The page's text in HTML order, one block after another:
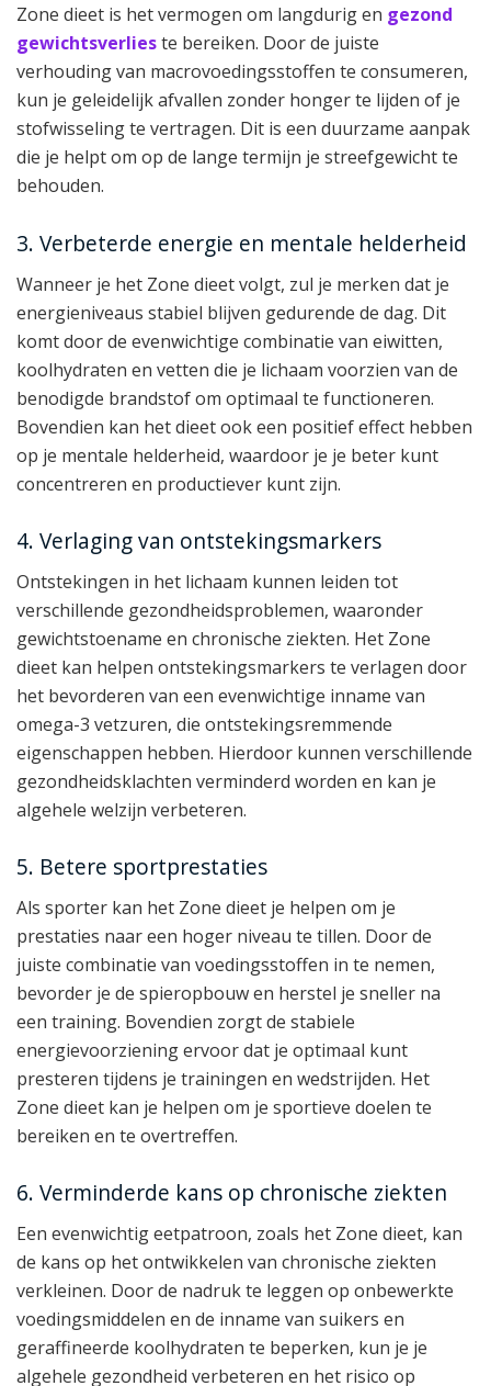
Zone dieet is het vermogen om langdurig en gezond
gewichtsverlieste bereiken. Door de juiste
verhouding van macrovoedingsstoffen te consumeren,
kun je geleidelijk afvallen zonder honger te lijden of je
stofwisseling te vertragen. Dit is een duurzame aanpak
die je helpt om op de lange termijn je streefgewicht te
behouden.
3. Verbeterde energie en mentale helderheid
Wanneer je het Zone dieet volgt, zul je merken dat je
energieniveaus stabiel blijven gedurende de dag. Dit
komt door de evenwichtige combinatie van eiwitten,
koolhydraten en vetten die je lichaam voorzien van de
benodigde brandstof om optimaal te functioneren.
Bovendien kan het dieet ook een positief effect hebben
op je mentale helderheid, waardoor je je beter kunt
concentreren en productiever kunt zijn.
4. Verlaging van ontstekingsmarkers
Ontstekingen in het lichaam kunnen leiden tot
verschillende gezondheidsproblemen, waaronder
gewichtstoename en chronische ziekten. Het Zone
dieet kan helpen ontstekingsmarkers te verlagen door
het bevorderen van een evenwichtige inname van
omega-3 vetzuren, die ontstekingsremmende
eigenschappen hebben. Hierdoor kunnen verschillende
gezondheidsklachten verminderd worden en kan je
algehele welzijn verbeteren.
5. Betere sportprestaties
Als sporter kan het Zone dieet je helpen om je
prestaties naar een hoger niveau te tillen. Door de
juiste combinatie van voedingsstoffen in te nemen,
bevorder je de spieropbouw en herstel je sneller na
een training. Bovendien zorgt de stabiele
energievoorziening ervoor dat je optimaal kunt
presteren tijdens je trainingen en wedstrijden. Het
Zone dieet kan je helpen om je sportieve doelen te
bereiken en te overtreffen.
6. Verminderde kans op chronische ziekten
Een evenwichtig eetpatroon, zoals het Zone dieet, kan
de kans op het ontwikkelen van chronische ziekten
verkleinen. Door de nadruk te leggen op onbewerkte
voedingsmiddelen en de inname van suikers en
geraffineerde koolhydraten te beperken, kun je je
algehele gezondheid verbeteren en het risico op